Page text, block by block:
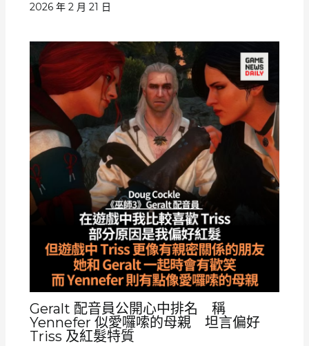
2026 年 2 月 21 日
Geralt 配音員公開心中排名 稱
Yennefer 似愛囉嗦的母親 坦言偏好
Triss 及紅髮特質